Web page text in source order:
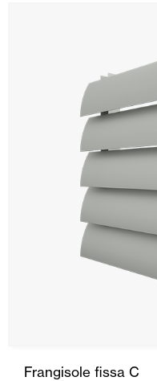
Frangisole fissa C